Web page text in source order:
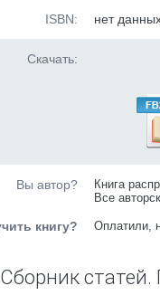
ISBN: нет
Скачать:
Вы автор?
Книга
Все
книгу? Оплатили,
статей.